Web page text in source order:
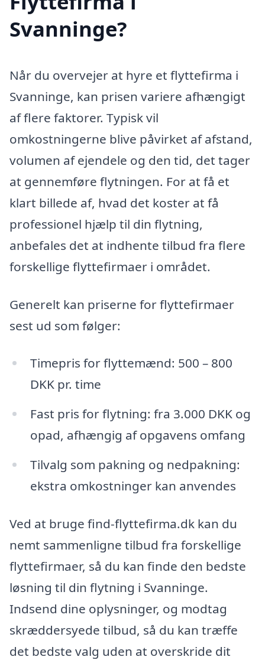
Svanninge?
Når du overvejer at hyre et flyttefirma i
Svanninge, kan prisen variere afhængigt
af flere faktorer. Typisk vil
omkostningerne blive påvirket af afstand,
volumen af ejendele og den tid, det tager
at gennemføre flytningen. For at få et
klart billede af, hvad det koster at få
professionel hjælp til din flytning,
anbefales det at indhente tilbud fra flere
forskellige flyttefirmaer i området.
Generelt kan priserne for flyttefirmaer
sest ud som følger:
Timepris for flyttemænd: 500 – 800
DKK pr. time
Fast pris for flytning: fra 3.000 DKK og
opad, afhængig af opgavens omfang
Tilvalg som pakning og nedpakning:
ekstra omkostninger kan anvendes
Ved at bruge find-flyttefirma.dk kan du
nemt sammenligne tilbud fra forskellige
flyttefirmaer, så du kan finde den bedste
løsning til din flytning i Svanninge.
Indsend dine oplysninger, og modtag
skræddersyede tilbud, så du kan træffe
det bedste valg uden at overskride dit